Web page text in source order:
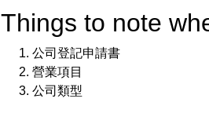
Things to note
公司登記申請書
營業項目
公司類型